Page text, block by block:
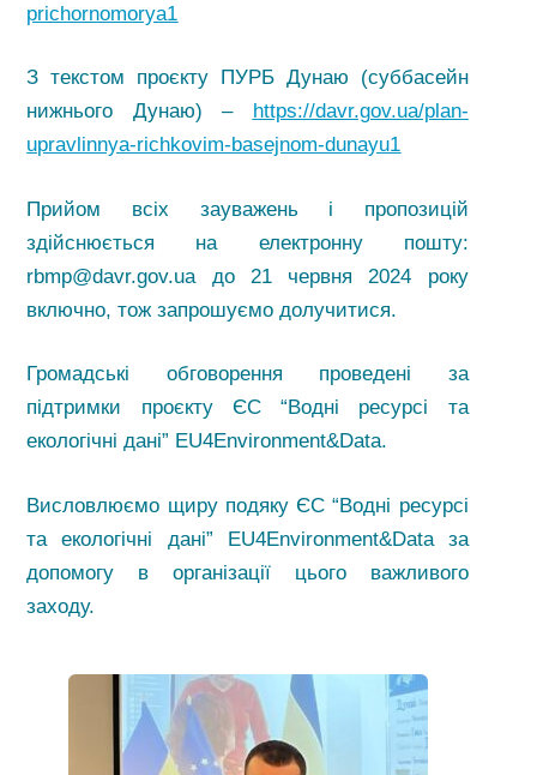
prichornomorya1
З текстом проєкту ПУРБ Дунаю (суббасейн
нижнього Дунаю) – https://davr.gov.ua/plan-
upravlinnya-richkovim-basejnom-dunayu1
Прийом всіх зауважень і пропозицій
здійснюється на електронну пошту:
rbmp@davr.gov.ua до 21 червня 2024 року
включно, тож запрошуємо долучитися.
Громадські обговорення проведені за
підтримки проєкту ЄС “Водні ресурсі та
екологічні дані” EU4Environment&Data.
Висловлюємо щиру подяку ЄС “Водні ресурсі
та екологічні дані” EU4Environment&Data за
допомогу в організації цього важливого
заходу.